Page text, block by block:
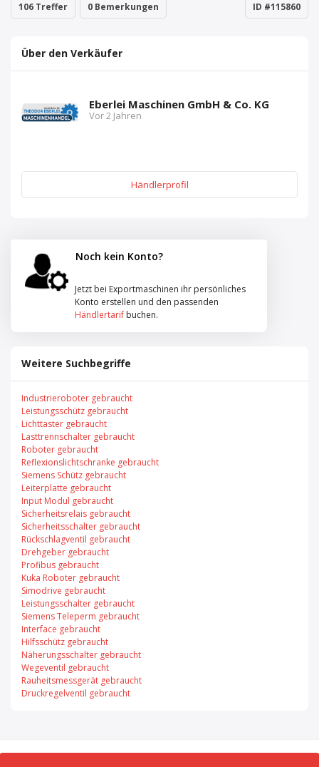
106 Treffer 0 Bemerkungen ID #115860
Über den Verkäufer
Eberlei Maschinen GmbH & Co. KG
Vor 2 Jahren
Händlerprofil
Noch kein Konto?
Jetzt bei Exportmaschinen ihr persönliches
Konto erstellen und den passenden
Händlertarif buchen.
Weitere Suchbegriffe
Industrieroboter gebraucht
Leistungsschütz gebraucht
Lichttaster gebraucht
Lasttrennschalter gebraucht
Roboter gebraucht
Reflexionslichtschranke gebraucht
Siemens Schütz gebraucht
Leiterplatte gebraucht
Input Modul gebraucht
Sicherheitsrelais gebraucht
Sicherheitsschalter gebraucht
Rückschlagventil gebraucht
Drehgeber gebraucht
Profibus gebraucht
Kuka Roboter gebraucht
Simodrive gebraucht
Leistungsschalter gebraucht
Siemens Teleperm gebraucht
Interface gebraucht
Hilfsschütz gebraucht
Näherungsschalter gebraucht
Wegeventil gebraucht
Rauheitsmessgerät gebraucht
Druckregelventil gebraucht